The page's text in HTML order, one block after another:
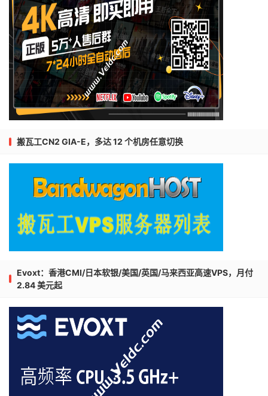
搬瓦工CN2 GIA-E，多达 12 个机房任意切换
Evoxt：香港CMI/日本软银/美国/英国/马来西亚高速VPS，月付
2.84 美元起